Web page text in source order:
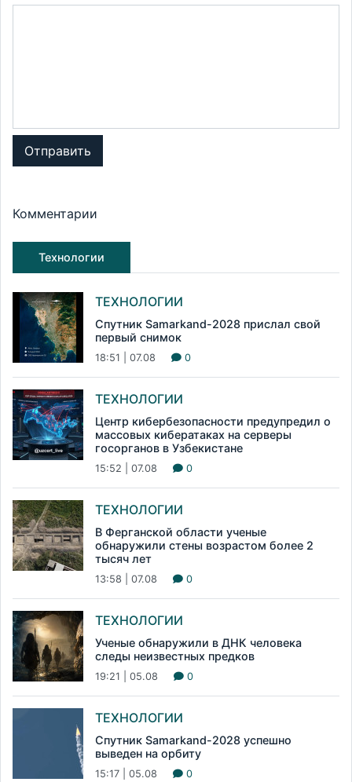
Отправить
Комментарии
Технологии
ТЕХНОЛОГИИ
Спутник Samarkand-2028 прислал свой
первый снимок
18:51 | 07.08 0
ТЕХНОЛОГИИ
Центр кибербезопасности предупредил о
массовых кибератаках на серверы
госорганов в Узбекистане
15:52 | 07.08 0
ТЕХНОЛОГИИ
В Ферганской области ученые
обнаружили стены возрастом более 2
тысяч лет
13:58 | 07.08 0
ТЕХНОЛОГИИ
Ученые обнаружили в ДНК человека
следы неизвестных предков
19:21 | 05.08 0
ТЕХНОЛОГИИ
Спутник Samarkand-2028 успешно
выведен на орбиту
15:17 | 05.08 0